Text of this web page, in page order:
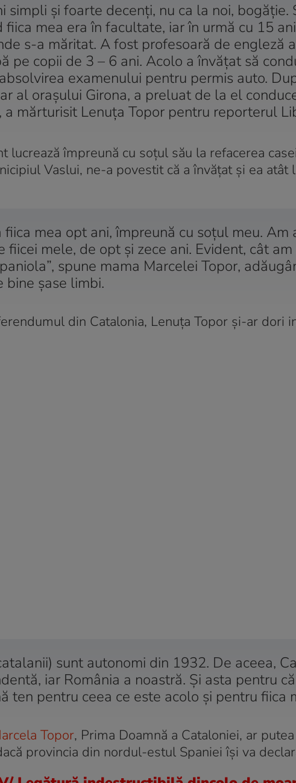
simpli și foarte decenți, nu ca la noi, bogăție.
fiica mea era în facultate, iar în urmă cu 15
s-a măritat. A fost profesoară de engleză
pe copii de 3 – 6 ani. Acolo a învățat să
examenului pentru permis auto.
al orașului Girona, a preluat de la el
a mărturisit Lenuța Topor pentru reporterul
lucrează împreună cu soțul său la refacerea
Vaslui, ne-a povestit că a învățat și ea atât
fiica mea opt ani, împreună cu soțul meu. Am
fiicei mele, de opt și zece ani. Evident, cât
spune mama Marcelei Topor,
bine șase limbi.
din Catalonia, Lenuța Topor și-ar dori
sunt autonomi din 1932. De aceea,
iar România a noastră. Și asta pentru
ten pentru ceea ce este acolo și pentru fiica
Topor, Prima Doamnă a Cataloniei, ar
provincia din nordul-estul Spaniei își va